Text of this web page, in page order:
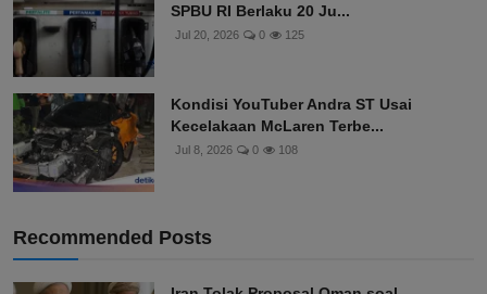
SPBU RI Berlaku 20 Ju...
Jul 20, 2026 0 125
Kondisi YouTuber Andra ST Usai
Kecelakaan McLaren Terbe...
Jul 8, 2026 0 108
Recommended Posts